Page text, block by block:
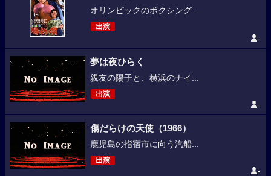
オリンピックのボクシング...
出演
-
夢は夜ひらく
親友の陽子と、横浜のナイ...
出演
-
傷だらけの天使（1966）
鹿児島の指宿市に向う汽船...
出演
-